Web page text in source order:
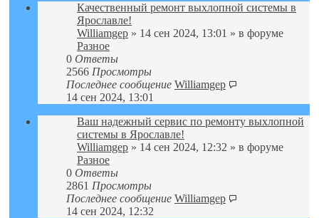
Качественный ремонт выхлопной системы в
Ярославле!
Williamgep » 14 сен 2024, 13:01 » в форуме
Разное
0 Ответы
2566 Просмотры
Последнее сообщение Williamgep
14 сен 2024, 13:01
Ваш надежный сервис по ремонту выхлопной
системы в Ярославле!
Williamgep » 14 сен 2024, 12:32 » в форуме
Разное
0 Ответы
2861 Просмотры
Последнее сообщение Williamgep
14 сен 2024, 12:32